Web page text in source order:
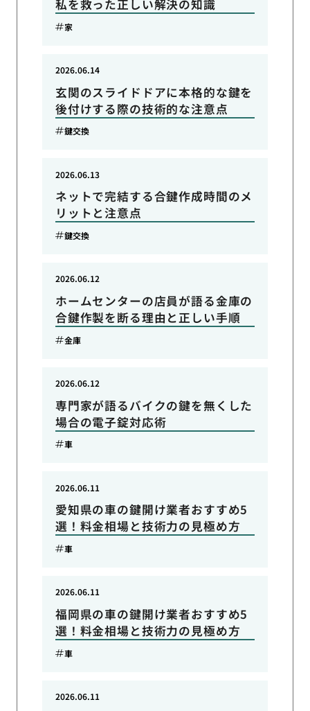
私を救った正しい解決の知識
家
玄関のスライドドアに本格的な鍵を
後付けする際の技術的な注意点
2026.06.14
鍵交換
ネットで完結する合鍵作成時間のメ
リットと注意点
2026.06.13
鍵交換
ホームセンターの店員が語る金庫の
合鍵作製を断る理由と正しい手順
2026.06.12
金庫
専門家が語るバイクの鍵を無くした
場合の電子錠対応術
2026.06.12
車
愛知県の車の鍵開け業者おすすめ5
選！料金相場と技術力の見極め方
2026.06.11
車
福岡県の車の鍵開け業者おすすめ5
選！料金相場と技術力の見極め方
2026.06.11
車
2026.06.11